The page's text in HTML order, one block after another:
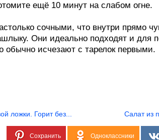
ещё 10 минут на слабом огне.
сочными, что внутри прямо
Они идеально подходят и для
обычно исчезают с тарелок первыми.
ложки. Горит без... Салат из
Сохранить Одноклассники